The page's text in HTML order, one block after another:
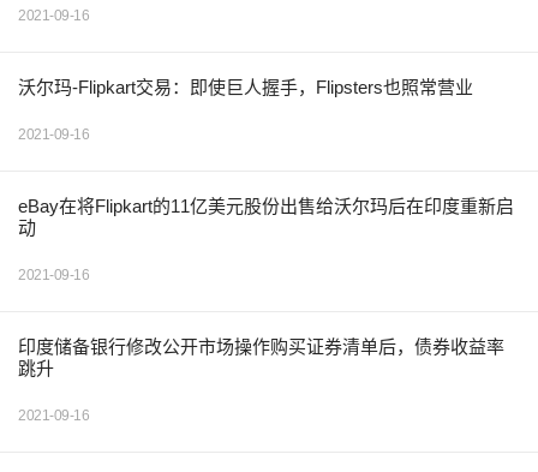
2021-09-16
沃尔玛-Flipkart交易：即使巨人握手，Flipsters也照常营业
2021-09-16
eBay在将Flipkart的11亿美元股份出售给沃尔玛后在印度重新启
动
2021-09-16
印度储备银行修改公开市场操作购买证券清单后，债券收益率
跳升
2021-09-16